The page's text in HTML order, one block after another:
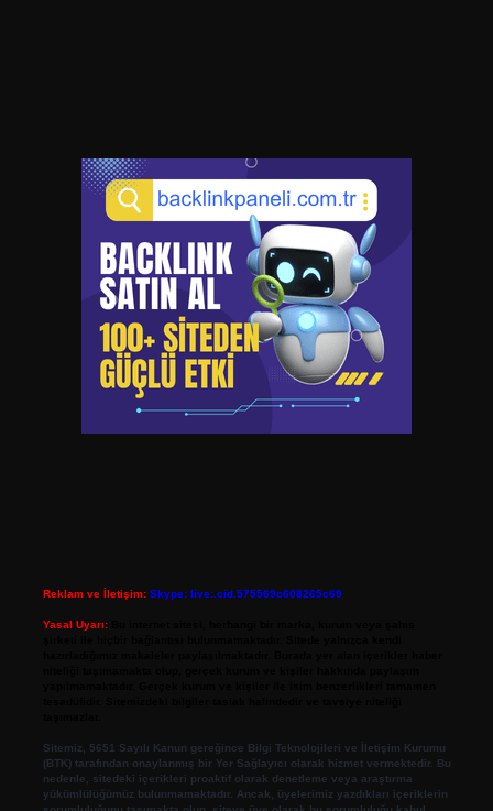
Reklam ve İletişim: Skype: live:.cid.575569c608265c69
Yasal Uyarı:
Sitemiz, 5651 Sayılı Kanun gereğince Bilgi Teknolojileri ve İletişim Kurumu
(BTK) tarafından onaylanmış bir Yer Sağlayıcı olarak hizmet vermektedir. Bu
nedenle, sitedeki içerikleri proaktif olarak denetleme veya araştırma
yükümlülüğümüz bulunmamaktadır. Ancak, üyelerimiz yazdıkları içeriklerin